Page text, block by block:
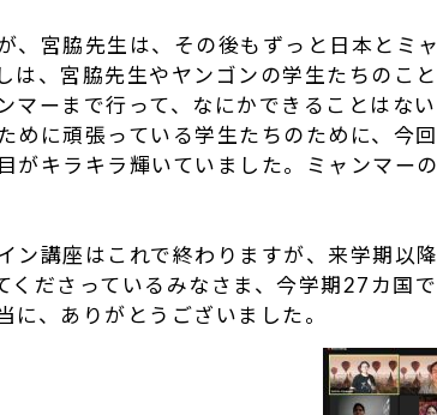
、宮脇先生は、その後もずっと日本とミ
は、宮脇先生やヤンゴンの学生たちのこ
マーまで行って、なにかできることはな
めに頑張っている学生たちのために、今
がキラキラ輝いていました。ミャンマー
ン講座はこれで終わりますが、来学期以
くださっているみなさま、今学期27カ国
に、ありがとうございました。